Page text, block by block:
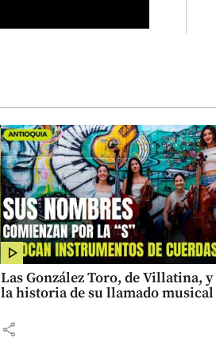
Las González Toro, de Villatina, y
la historia de su llamado musical
share